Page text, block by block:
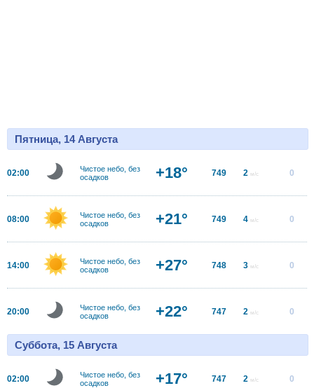
Пятница, 14 Августа
02:00
Чистое небо, без
осадков
+18° 749 2 м/с 0
08:00
Чистое небо, без
осадков
+21° 749 4 м/с 0
14:00
Чистое небо, без
осадков
+27° 748 3 м/с 0
20:00
Чистое небо, без
осадков
+22° 747 2 м/с 0
Суббота, 15 Августа
02:00
Чистое небо, без
осадков
+17° 747 2 м/с 0